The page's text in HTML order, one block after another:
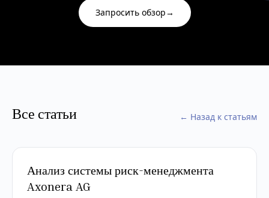
Запросить обзор→
Все статьи ← Назад к статьям
Анализ системы риск-менеджмента
Axonera AG